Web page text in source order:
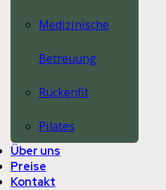
Medizinische
Betreuung
Rückenfit
Pilates
Über uns
Preise
Kontakt